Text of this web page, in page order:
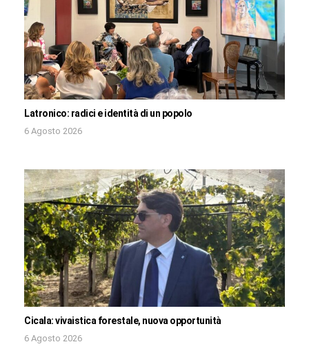
Latronico: radici e identità di un popolo
6 Agosto 2026
Cicala: vivaistica forestale, nuova opportunità
6 Agosto 2026